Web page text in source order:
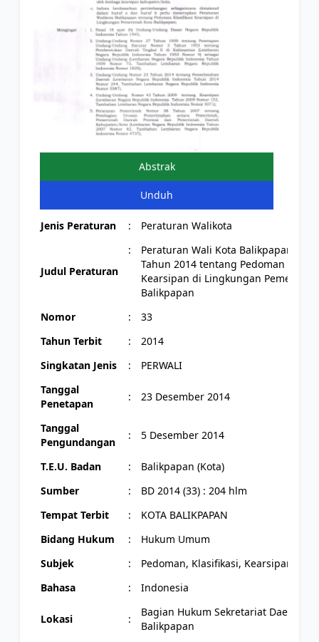
Abstrak
Unduh
Jenis Peraturan : Peraturan Walikota
Judul Peraturan
:
Peraturan Wali Kota Balikpapan
Tahun 2014 tentang Pedoman
Kearsipan di Lingkungan
Balikpapan
Nomor
:
33
Tahun Terbit
:
2014
Singkatan Jenis
:
PERWALI
Tanggal
Penetapan
: 23 Desember 2014
Tanggal
Pengundangan
: 5 Desember 2014
T.E.U. Badan :
Balikpapan (Kota)
Sumber
:
BD 2014 (33) : 204 hlm
Tempat Terbit
:
KOTA BALIKPAPAN
Bidang Hukum
:
Hukum Umum
Subjek
:
Pedoman, Klasifikasi, Kearsipan,
Bahasa
: Indonesia
Lokasi :
Bagian Hukum Sekretariat Daerah
Balikpapan